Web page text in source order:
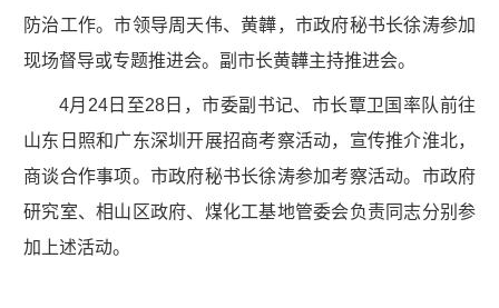
防治工作。市领导周天伟、黄韡，市政府秘书长徐涛参加
现场督导或专题推进会。副市长黄韡主持推进会。
4月24日至28日，市委副书记、市长覃卫国率队前往
山东日照和广东深圳开展招商考察活动，宣传推介淮北，
商谈合作事项。市政府秘书长徐涛参加考察活动。市政府
研究室、相山区政府、煤化工基地管委会负责同志分别参
加上述活动。